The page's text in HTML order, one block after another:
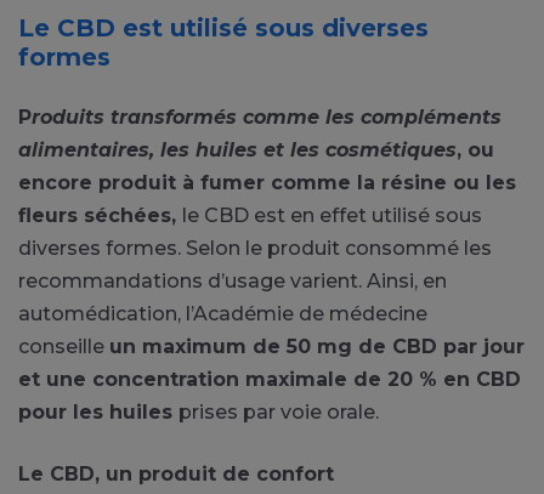
Le CBD est utilisé sous diverses
formes
Produits transformés comme les compléments
alimentaires, les huiles et les cosmétiques, ou
encore produit à fumer comme la résine ou les
fleurs séchées, le CBD est en effet utilisé sous
diverses formes. Selon le produit consommé les
recommandations d’usage varient. Ainsi, en
automédication, l’Académie de médecine
conseille un maximum de 50 mg de CBD par jour
et une concentration maximale de 20 % en CBD
pour les huiles prises par voie orale.
Le CBD, un produit de confort